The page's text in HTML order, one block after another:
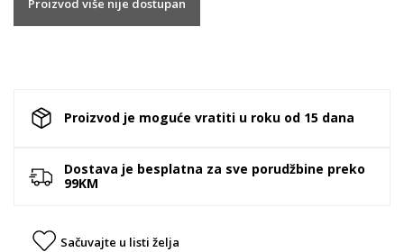
Proizvod više nije dostupan
Proizvod je moguće vratiti u roku od 15 dana
Dostava je besplatna za sve porudžbine preko
99KM
Sačuvajte u listi želja